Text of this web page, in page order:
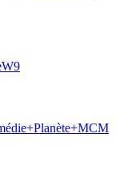
W9
Planète+MCM